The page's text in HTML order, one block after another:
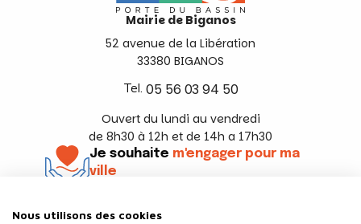
Mairie de Biganos
52 avenue de la Libération
33380 BIGANOS
Tel. 05 56 03 94 50
Ouvert du lundi au vendredi
de 8h30 à 12h et de 14h a 17h30
Je souhaite m'engager pour ma
ville
Nous utilisons des cookies